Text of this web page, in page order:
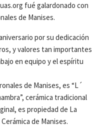
fué galardonado con
de Manises.
por su dedicación
y valores tan importantes
en equipo y el espíritu
de Manises, es “L´
cerámica tradicional
es propiedad de La
de Manises.